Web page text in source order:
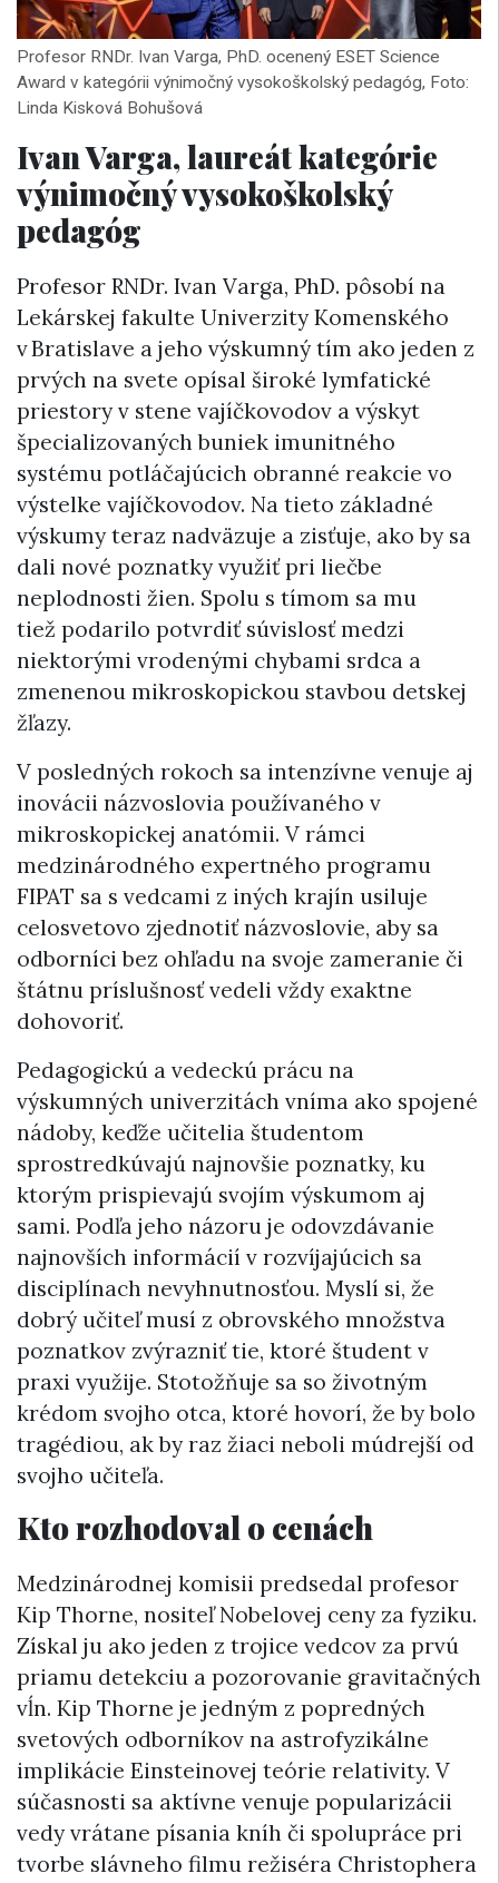
Profesor RNDr. Ivan Varga, PhD. ocenený ESET Science
Award v kategórii výnimočný vysokoškolský pedagóg, Foto:
Linda Kisková Bohušová
Ivan Varga, laureát kategórie
výnimočný vysokoškolský
pedagóg
Profesor RNDr. Ivan Varga, PhD. pôsobí na
Lekárskej fakulte Univerzity Komenského
v Bratislave a jeho výskumný tím ako jeden z
prvých na svete opísal široké lymfatické
priestory v stene vajíčkovodov a výskyt
špecializovaných buniek imunitného
systému potláčajúcich obranné reakcie vo
výstelke vajíčkovodov. Na tieto základné
výskumy teraz nadväzuje a zisťuje, ako by sa
dali nové poznatky využiť pri liečbe
neplodnosti žien. Spolu s tímom sa mu
tiež podarilo potvrdiť súvislosť medzi
niektorými vrodenými chybami srdca a
zmenenou mikroskopickou stavbou detskej
žľazy.
V posledných rokoch sa intenzívne venuje aj
inovácii názvoslovia používaného v
mikroskopickej anatómii. V rámci
medzinárodného expertného programu
FIPAT sa s vedcami z iných krajín usiluje
celosvetovo zjednotiť názvoslovie, aby sa
odborníci bez ohľadu na svoje zameranie či
štátnu príslušnosť vedeli vždy exaktne
dohovoriť.
Pedagogickú a vedeckú prácu na
výskumných univerzitách vníma ako spojené
nádoby, keďže učitelia študentom
sprostredkúvajú najnovšie poznatky, ku
ktorým prispievajú svojím výskumom aj
sami. Podľa jeho názoru je odovzdávanie
najnovších informácií v rozvíjajúcich sa
disciplínach nevyhnutnosťou. Myslí si, že
dobrý učiteľ musí z obrovského množstva
poznatkov zvýrazniť tie, ktoré študent v
praxi využije. Stotožňuje sa so životným
krédom svojho otca, ktoré hovorí, že by bolo
tragédiou, ak by raz žiaci neboli múdrejší od
svojho učiteľa.
Kto rozhodoval o cenách
Medzinárodnej komisii predsedal profesor
Kip Thorne, nositeľ Nobelovej ceny za fyziku.
Získal ju ako jeden z trojice vedcov za prvú
priamu detekciu a pozorovanie gravitačných
vĺn. Kip Thorne je jedným z popredných
svetových odborníkov na astrofyzikálne
implikácie Einsteinovej teórie relativity. V
súčasnosti sa aktívne venuje popularizácii
vedy vrátane písania kníh či spolupráce pri
tvorbe slávneho filmu režiséra Christophera